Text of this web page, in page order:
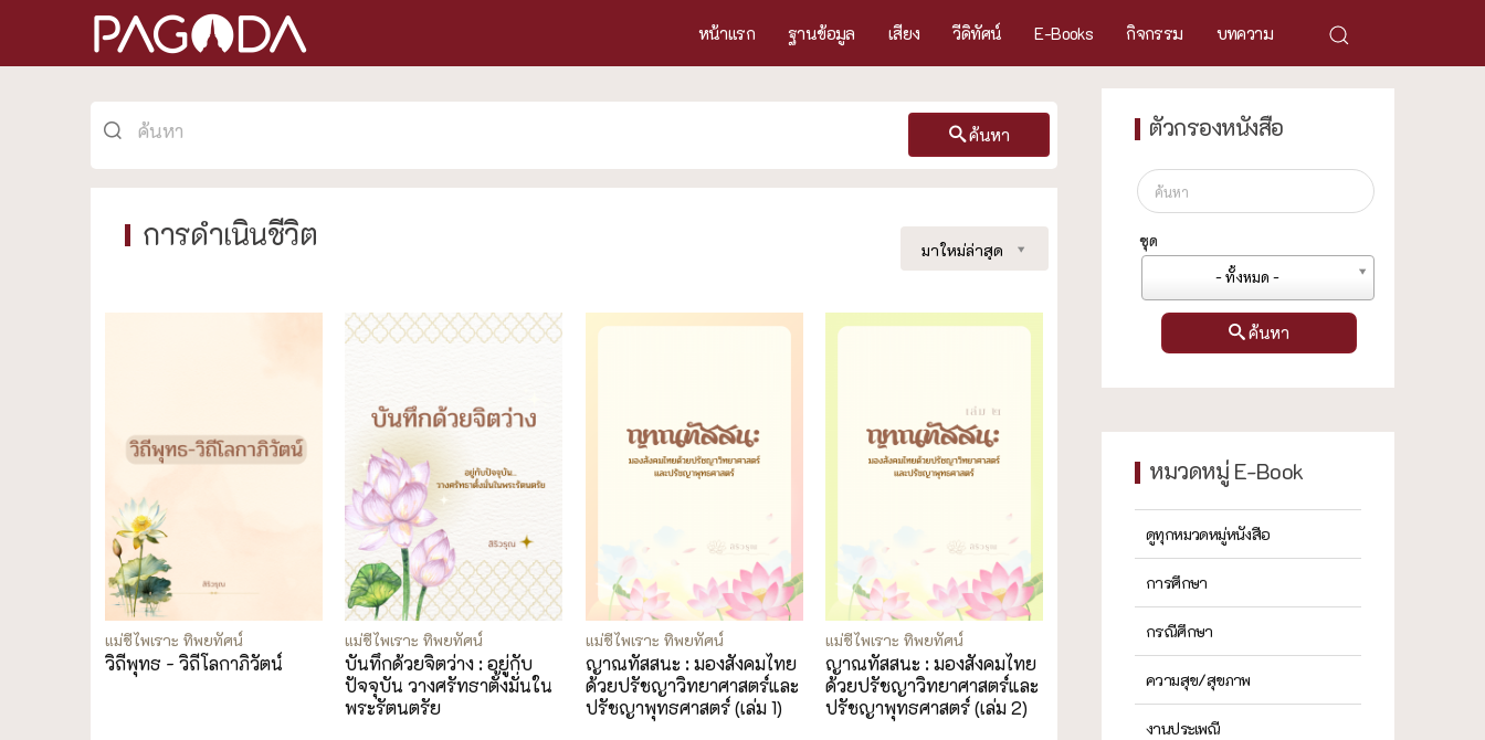
หน้าแรก ฐานข้อมูล เสียง วีดิทัศน์ E-Books กิจกรรม บทความ
การดำเนินชีวิต
ค้นหา
มาใหม่ล่าสุด
แม่ชีไพเราะ ทิพยทัศน์
วิถีพุทธ - วิถีโลกาภิวัตน์
แม่ชีไพเราะ ทิพยทัศน์
บันทึกด้วยจิตว่าง : อยู่กับ
ปัจจุบัน วางศรัทธาตั้งมั่นใน
พระรัตนตรัย
แม่ชีไพเราะ ทิพยทัศน์
ญาณทัสสนะ : มองสังคมไทย
ด้วยปรัชญาวิทยาศาสตร์และ
ปรัชญาพุทธศาสตร์ (เล่ม 1)
แม่ชีไพเราะ ทิพยทัศน์
ญาณทัสสนะ : มองสังคมไทย
ด้วยปรัชญาวิทยาศาสตร์และ
ปรัชญาพุทธศาสตร์ (เล่ม 2)
ตัวกรองหนังสือ
ชุด
- ทั้งหมด -
ค้นหา
หมวดหมู่ E-Book
ดูทุกหมวดหมู่หนังสือ
การศึกษา
กรณีศึกษา
ความสุข/สุขภาพ
งานประเพณี